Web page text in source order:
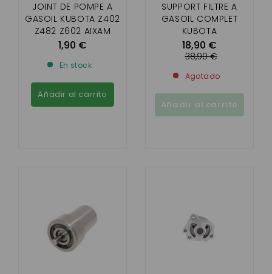
JOINT DE POMPE A
GASOIL KUBOTA Z402
Z482 Z602 AIXAM
1,90 €
En stock
Añadir al carrito
SUPPORT FILTRE A
GASOIL COMPLET
KUBOTA
,Z402,Z482,Z602
AIXAM
18,90 €
38,90 €
Agotado
Añadir al carrito